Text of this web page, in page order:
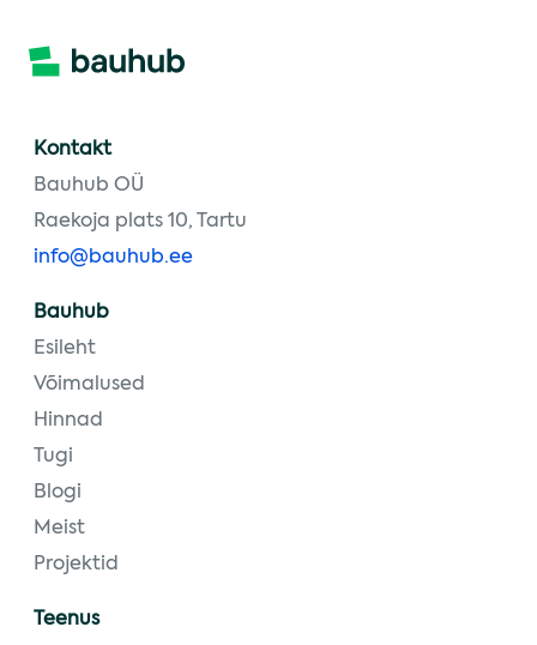
Kontakt
Bauhub OÜ
Raekoja plats 10, Tartu
info@bauhub.ee
Bauhub
Esileht
Võimalused
Hinnad
Tugi
Blogi
Meist
Projektid
Teenus